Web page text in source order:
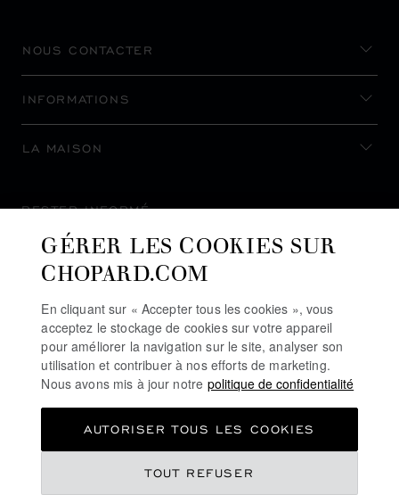
NOUS CONTACTER
INFORMATIONS
LA MAISON
RESTER INFORMÉ
S’INSCRIRE À LA NEWSLETTER
POLITIQUE DES COOKIES
GÉRER LES COOKIES SUR
CHOPARD.COM
En cliquant sur « Accepter tous les cookies », vous
acceptez le stockage de cookies sur votre appareil
pour améliorer la navigation sur le site, analyser son
utilisation et contribuer à nos efforts de marketing.
Nous avons mis à jour notre politique de confidentialité
TOUT REFUSER
AUTORISER TOUS LES COOKIES